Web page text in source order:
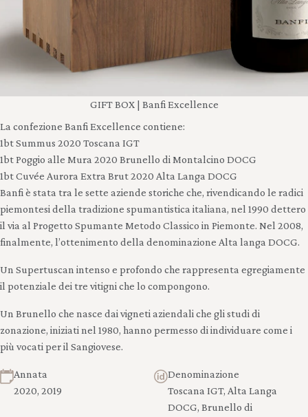
GIFT BOX | Banfi Excellence
La confezione Banfi Excellence contiene:
1bt Summus 2020 Toscana IGT
1bt Poggio alle Mura 2020 Brunello di Montalcino DOCG
1bt Cuvée Aurora Extra Brut 2020 Alta Langa DOCG
Banfi è stata tra le sette aziende storiche che, rivendicando le radici
piemontesi della tradizione spumantistica italiana, nel 1990 dettero
il via al Progetto Spumante Metodo Classico in Piemonte. Nel 2008,
finalmente, l’ottenimento della denominazione Alta langa DOCG.
Un Supertuscan intenso e profondo che rappresenta egregiamente
il potenziale dei tre vitigni che lo compongono.
Un Brunello che nasce dai vigneti aziendali che gli studi di
zonazione, iniziati nel 1980, hanno permesso di individuare come i
più vocati per il Sangiovese.
Annata
2020, 2019
Denominazione
Toscana IGT, Alta Langa
DOCG, Brunello di